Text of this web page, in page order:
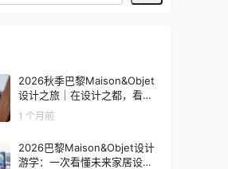
2026秋季巴黎Maison&Objet
设计之旅｜在设计之都，看见
未来生活的模样
1 个月前
2026巴黎Maison&Objet设计
游学：一次看懂未来家居设计